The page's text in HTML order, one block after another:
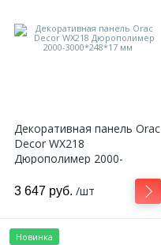
Декоративная панель Orac
Decor WX218
Дюрополимер 2000-
3 647 руб. /шт
Новинка